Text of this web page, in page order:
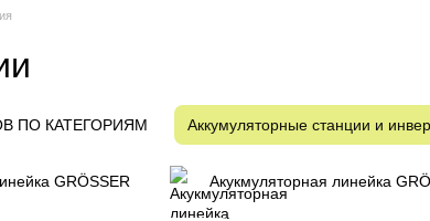
ПО КАТЕГОРИЯМ Аккумуляторные станции и
GRÖSSER Акукмуляторная линейка